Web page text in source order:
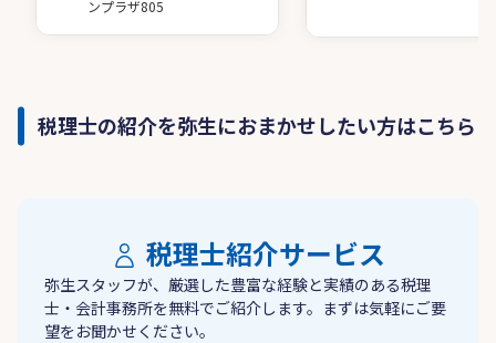
ンプラザ805
税理士の紹介を弥生におまかせしたい方はこちら
税理士紹介サービス
弥生スタッフが、厳選した豊富な経験と実績のある税理
士・会計事務所を無料でご紹介します。まずは気軽にご要
望をお聞かせください。